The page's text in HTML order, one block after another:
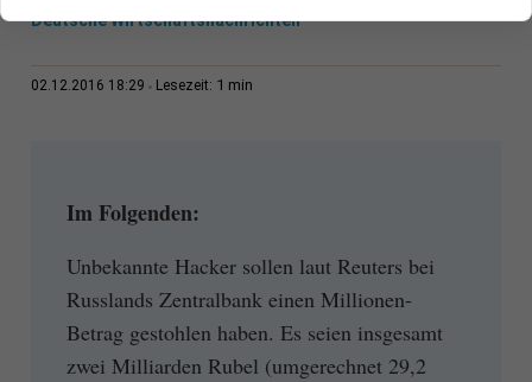
Deutsche Wirtschaftsnachrichten
02.12.2016 18:29 Lesezeit: 1 min
Im Folgenden:
Unbekannte Hacker sollen laut Reuters bei
Russlands Zentralbank einen Millionen-
Betrag gestohlen haben. Es seien insgesamt
zwei Milliarden Rubel (umgerechnet 29,2